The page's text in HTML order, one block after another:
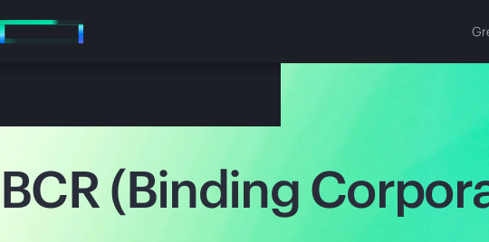
Hauptinhalt
wechseln
BCR (Binding